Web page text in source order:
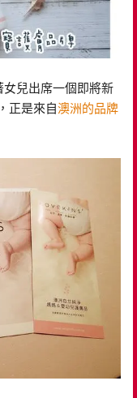
兒出席一個即將新
正是來自澳洲的品牌